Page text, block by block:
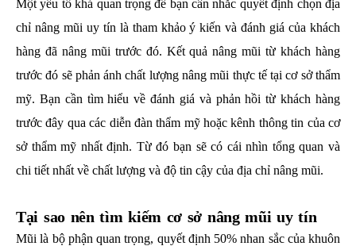
Một yếu tố khá quan trọng để bạn cân nhắc quyết định chọn địa
chỉ nâng mũi uy tín là tham khảo ý kiến và đánh giá của khách
hàng đã nâng mũi trước đó. Kết quả nâng mũi từ khách hàng
trước đó sẽ phản ánh chất lượng nâng mũi thực tế tại cơ sở thẩm
mỹ. Bạn cần tìm hiểu về đánh giá và phản hồi từ khách hàng
trước đây qua các diễn đàn thẩm mỹ hoặc kênh thông tin của cơ
sở thẩm mỹ nhất định. Từ đó bạn sẽ có cái nhìn tổng quan và
chi tiết nhất về chất lượng và độ tin cậy của địa chỉ nâng mũi.
Tại sao nên tìm kiếm cơ sở nâng mũi uy tín
Mũi là bộ phận quan trọng, quyết định 50% nhan sắc của khuôn